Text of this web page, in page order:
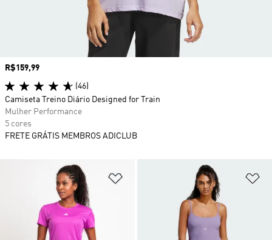
Adicionar à Lista de Desejos
Preço
R$159,99
(46)
Camiseta Treino Diário Designed for Train
Mulher Performance
5 cores
FRETE GRÁTIS MEMBROS ADICLUB